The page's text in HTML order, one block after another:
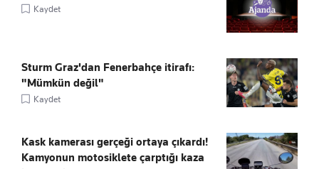
Kaydet
Sturm Graz'dan Fenerbahçe itirafı:
"Mümkün değil"
Kaydet
Kask kamerası gerçeği ortaya çıkardı!
Kamyonun motosiklete çarptığı kaza